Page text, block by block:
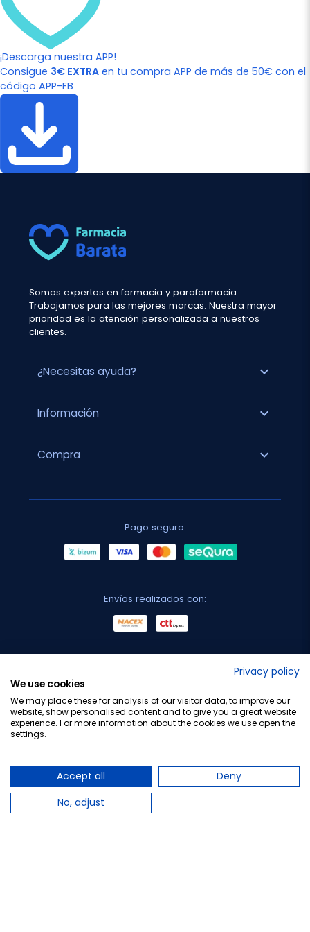
¡Descarga nuestra APP!
Consigue 3€ EXTRA en tu compra APP de más de 50€ con el
código APP-FB
Somos expertos en farmacia y parafarmacia.
Trabajamos para las mejores marcas. Nuestra mayor
prioridad es la atención personalizada a nuestros
clientes.
¿Necesitas ayuda? expand_more
Información expand_more
Compra expand_more
Pago seguro:
Envíos realizados con:
Privacy policy
We use cookies
We may place these for analysis of our visitor data, to improve our
website, show personalised content and to give you a great website
experience. For more information about the cookies we use open the
settings.
Accept all
Deny
No, adjust